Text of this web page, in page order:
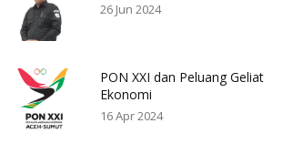
26 Jun 2024
PON XXI dan Peluang Geliat
Ekonomi
16 Apr 2024